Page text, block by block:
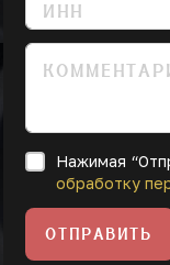
Нажимая
обработку
ОТПРАВИТЬ